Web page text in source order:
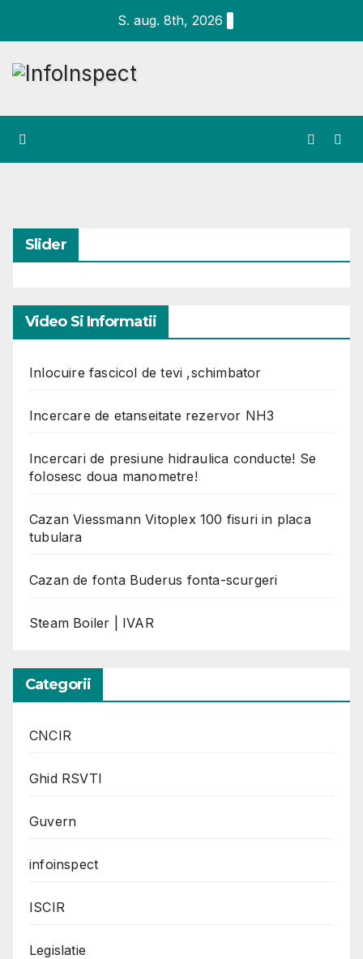
content
S. aug. 8th, 2026
Slider
Video Si Informatii
Inlocuire fascicol de tevi ,schimbator
Incercare de etanseitate rezervor NH3
Incercari de presiune hidraulica conducte! Se
folosesc doua manometre!
Cazan Viessmann Vitoplex 100 fisuri in placa
tubulara
Cazan de fonta Buderus fonta-scurgeri
Steam Boiler | IVAR
Categorii
CNCIR
Ghid RSVTI
Guvern
infoinspect
ISCIR
Legislatie